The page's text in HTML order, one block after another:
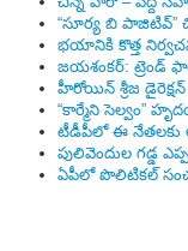
“సూర్య బి పాజిటివ్”
భయానికి కొత్త
జయశంకర్: ట్రెండ్‌
హీరోయిన్ శ్రీజ
“కార్మేని సెల్వం”
టీడీపీలో ఈ నేత‌ల‌కు
పులివెందుల గ‌డ్డ
ఏపీలో పొలిటిక‌ల్